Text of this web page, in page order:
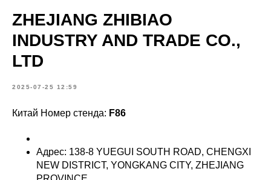
ZHEJIANG ZHIBIAO
INDUSTRY AND TRADE CO.,
LTD
2025-07-25 12:59
Китай Номер стенда: F86
Адрес: 138-8 YUEGUI SOUTH ROAD, CHENGXI
NEW DISTRICT, YONGKANG CITY, ZHEJIANG